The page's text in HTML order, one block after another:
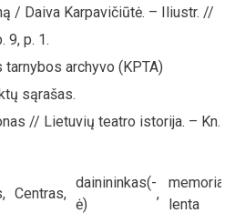
/ Daiva Karpavičiūtė. – Iliustr. //
9, p. 1.
archyvo (KPTA)
sąrašas.
// Lietuvių teatro istorija. – Kn.
, Centras,
dainininkas(-
ė)
,
lenta